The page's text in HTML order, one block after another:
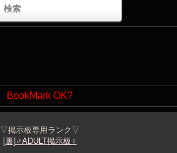
BookMark OK?
▽掲示板専用ランク▽
[裏]♂ADULT掲示板♀